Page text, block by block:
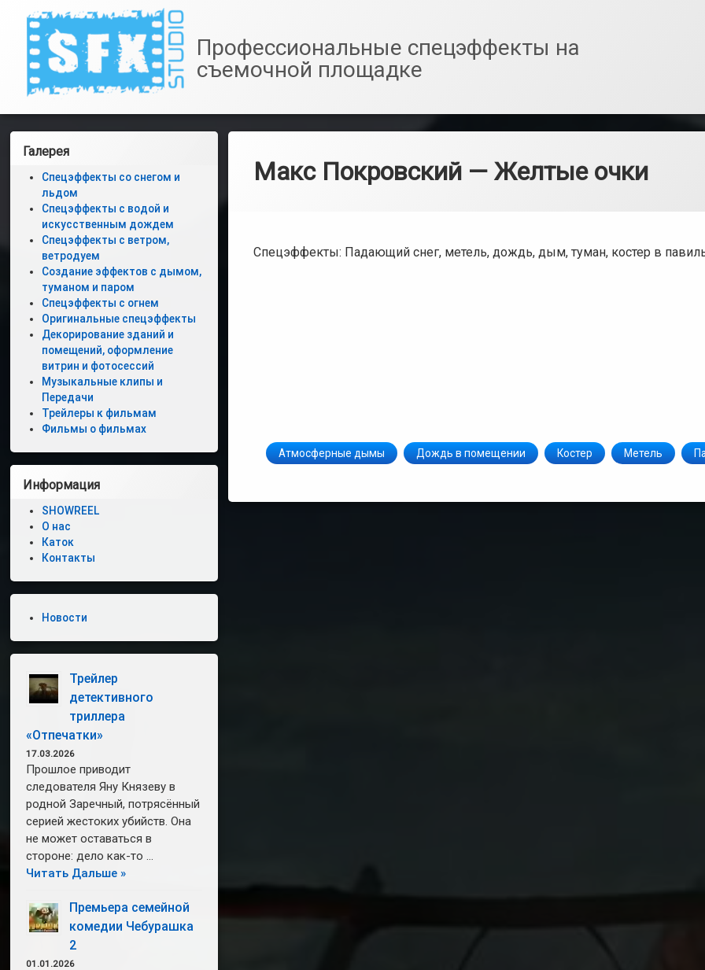
содержимому
SfxStudio.ru
Профессиональные спецэффекты на
съемочной площадке
Макс Покровский — Желтые очки
Спецэффекты: Падающий снег, метель, дождь, дым, туман, костер в
Атмосферные дымы Дождь в помещении Костер Метель
Левая
боковая
панель
Галерея
Спецэффекты со снегом и
льдом
Спецэффекты с водой и
искусственным дождем
Спецэффекты с ветром,
ветродуем
Создание эффектов с дымом,
туманом и паром
Спецэффекты с огнем
Оригинальные спецэффекты
Декорирование зданий и
помещений, оформление
витрин и фотосессий
Музыкальные клипы и
Передачи
Трейлеры к фильмам
Фильмы о фильмах
Информация
SHOWREEL
О нас
Каток
Контакты
Новости
Трейлер
детективного
триллера
«Отпечатки»
17.03.2026
Прошлое приводит
следователя Яну Князеву в
родной Заречный, потрясённый
серией жестоких убийств. Она
не может оставаться в
стороне: дело как-то …
Читать Дальше »
Премьера семейной
комедии Чебурашка
2
01.01.2026